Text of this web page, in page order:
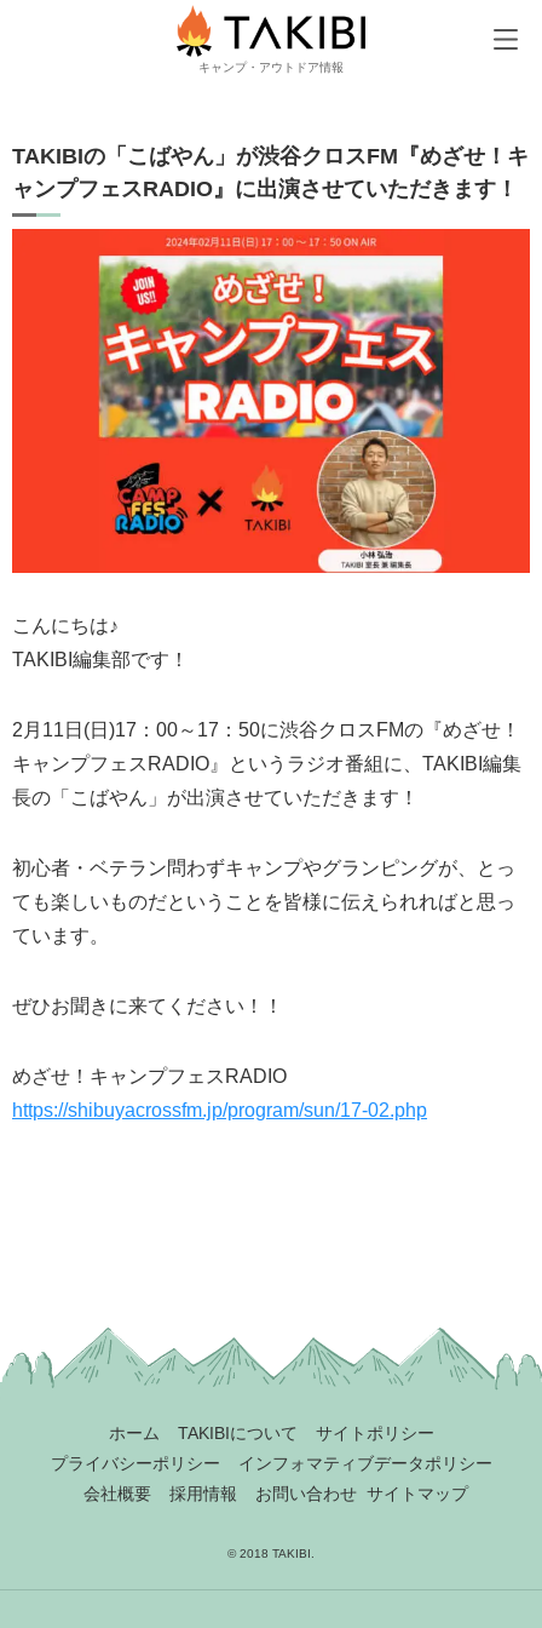
キャンプ・アウトドア情報
TAKIBIの「こばやん」が渋谷クロスFM『めざせ！キャンプフ
TAKIBIの「こばやん」が渋谷クロスFM『めざせ！キ
ャンプフェスRADIO』に出演させていただきます！
こんにちは♪
TAKIBI編集部です！
2月11日(日)17：00～17：50に渋谷クロスFMの『めざせ！
キャンプフェスRADIO』というラジオ番組に、TAKIBI編集
長の「こばやん」が出演させていただきます！
初心者・ベテラン問わずキャンプやグランピングが、とっ
ても楽しいものだということを皆様に伝えられればと思っ
ています。
ぜひお聞きに来てください！！
めざせ！キャンプフェスRADIO
https://shibuyacrossfm.jp/program/sun/17-02.php
ホーム TAKIBIについて
サイトポリシー
プライバシーポリシー
インフォマティブデータポリシー
会社概要
採用情報 お問い合わせ サイトマップ
© 2018 TAKIBI.